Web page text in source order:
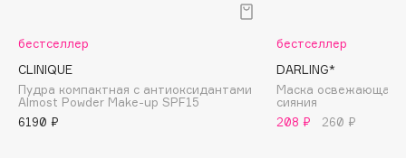
Bvlgari
by TERRY
BY WISHTREND
Byredo
бестселлер
CLINIQUE
Пудра компактная с антиоксидантами
Almost Powder Make-up SPF15
6190 ₽
бестселлер
DARLING*
Маска освежающая
cияния
208 ₽
260 ₽